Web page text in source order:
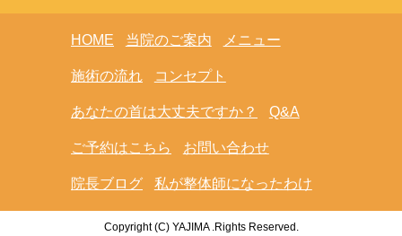
HOME 当院のご案内 メニュー
施術の流れ コンセプト
あなたの首は大丈夫ですか？ Q&A
ご予約はこちら お問い合わせ
院長ブログ 私が整体師になったわけ
Copyright (C) YAJIMA .Rights Reserved.